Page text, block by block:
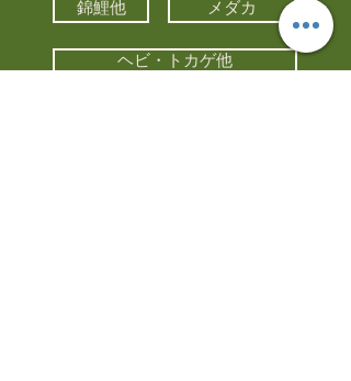
錦鯉他 メダカ
ヘビ・トカゲ他